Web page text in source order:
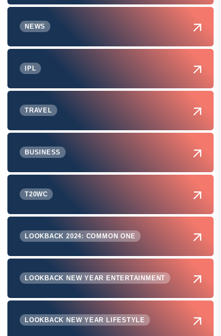
NEWS
IPL
TRAVEL
BUSINESS
T20WC
LOOKBACK 2024: COMMON ONE
LOOKBACK NEW YEAR ENTERTAINMENT
LOOKBACK NEW YEAR LIFESTYLE